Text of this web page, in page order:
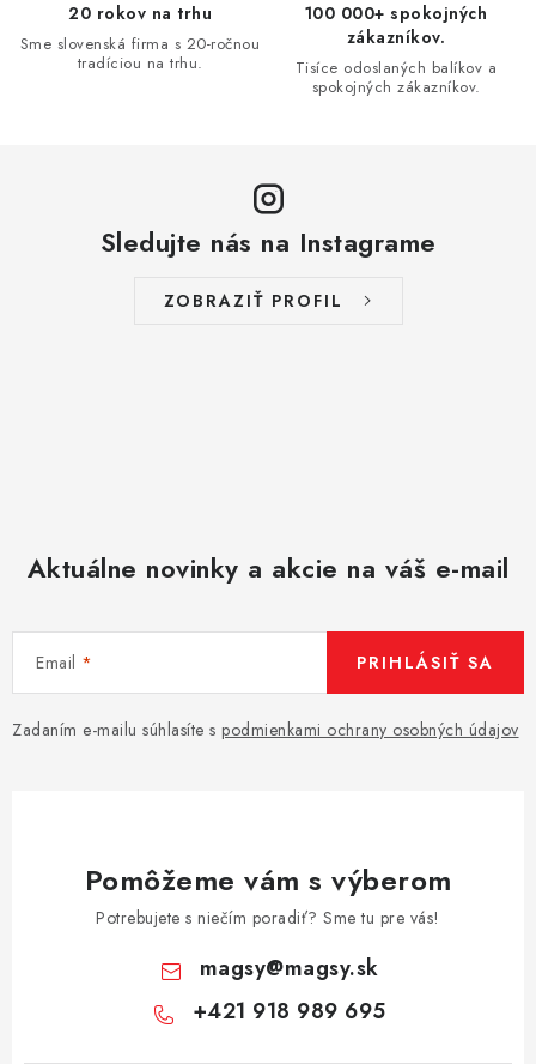
20 rokov na trhu
Sme slovenská firma s 20-ročnou
tradíciou na trhu.
100 000+ spokojných
zákazníkov.
Tisíce odoslaných balíkov a
spokojných zákazníkov.
Sledujte nás na Instagrame
ZOBRAZIŤ PROFIL
Aktuálne novinky a akcie na váš e-mail
Email
Zadaním e-mailu súhlasíte s podmienkami ochrany osobných údajov
PRIHLÁSIŤ SA
Pomôžeme vám s výberom
Potrebujete s niečím poradiť? Sme tu pre vás!
magsy@magsy.sk
+421 918 989 695